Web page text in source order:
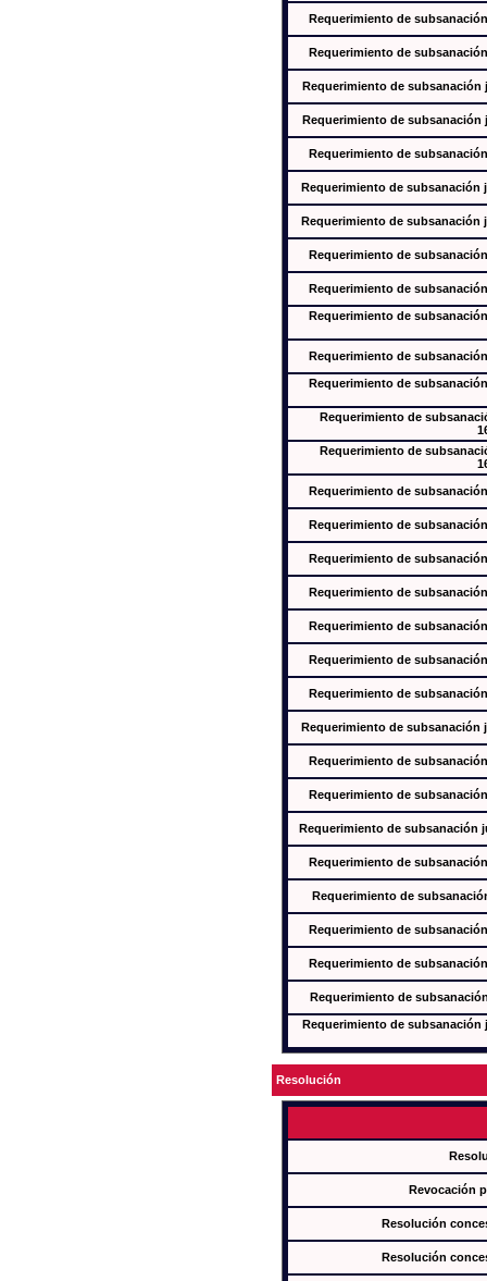
Requerimiento de
Requerimiento de
Requerimiento de subsanación
Requerimiento de subsanación
Requerimiento de
Requerimiento de subsanación
Requerimiento de subsanación
Requerimiento de
Requerimiento de
Requerimiento de
Requerimiento de
Requerimiento de
Requerimiento de
Requerimiento de
Requerimiento de
Requerimiento de
Requerimiento de
Requerimiento de
Requerimiento de
Requerimiento de
Requerimiento de
Requerimiento de subsanación
Requerimiento de
Requerimiento de
Requerimiento de subsanación
Requerimiento de
Requerimiento de
Requerimiento de
Requerimiento de
Requerimiento de
Requerimiento de
Resolución
Revocación
Resolución
Resolución